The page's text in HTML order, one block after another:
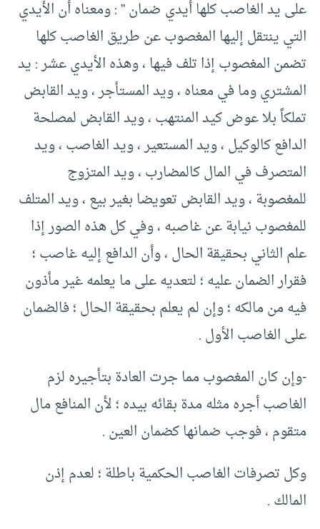
على يد الغاصب كلها أيدي ضمان ” : ومعناه أن الأيدي
التي ينتقل إليها المغصوب عن طريق الغاصب كلها
تضمن المغصوب إذا تلف فيها ، وهذه الأيدي عشر : يد
المشتري وما في معناه ، ويد المستأجر ، ويد القابض
تملكاً بلا عوض كيد المنتهب ، ويد القابض لمصلحة
الدافع كالوكيل ، ويد المستعير ، ويد الغاصب ، ويد
المتصرف في المال كالمضارب ، ويد المتزوج
للمغصوبة ، ويد القابض تعويضا بغير بيع ، ويد المتلف
للمغصوب نيابة عن غاصبه ، وفي كل هذه الصور إذا
علم الثاني بحقيقة الحال ، وأن الدافع إليه غاصب ؛
فقرار الضمان عليه ؛ لتعديه على ما يعلمه غير مأذون
فيه من مالكه ؛ وإن لم يعلم بحقيقة الحال ؛ فالضمان
على الغاصب الأول .
-وإن كان المغصوب مما جرت العادة بتأجيره لزم
الغاصب أجره مثله مدة بقائه بيده ؛ لأن المنافع مال
متقوم ، فوجب ضمانها كضمان العين .
وكل تصرفات الغاصب الحكمية باطلة ؛ لعدم إذن
المالك .